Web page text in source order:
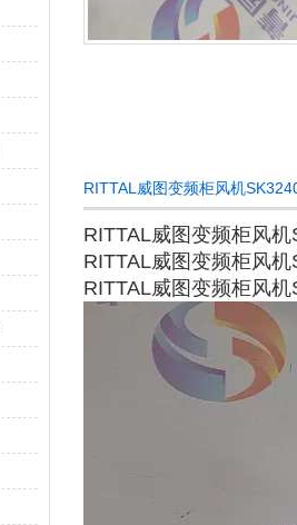
RITTAL威图变频柜风机
RITTAL威图变频柜风
RITTAL威图变频柜风
RITTAL威图变频柜风